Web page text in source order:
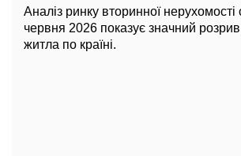
Аналіз ринку вторинної
червня 2026 показує значний розрив
житла по країні.